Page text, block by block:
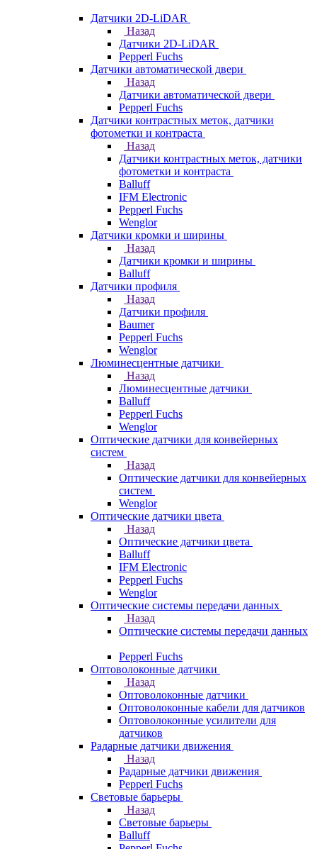
Датчики 2D-LiDAR
Назад
Датчики 2D-LiDAR
Pepperl Fuchs
Датчики автоматической двери
Назад
Датчики автоматической двери
Pepperl Fuchs
Датчики контрастных меток, датчики
фотометки и контраста
Назад
Датчики контрастных меток, датчики
фотометки и контраста
Balluff
IFM Electronic
Pepperl Fuchs
Wenglor
Датчики кромки и ширины
Назад
Датчики кромки и ширины
Balluff
Датчики профиля
Назад
Датчики профиля
Baumer
Pepperl Fuchs
Wenglor
Люминесцентные датчики
Назад
Люминесцентные датчики
Balluff
Pepperl Fuchs
Wenglor
Оптические датчики для конвейерных
систем
Назад
Оптические датчики для конвейерных
систем
Wenglor
Оптические датчики цвета
Назад
Оптические датчики цвета
Balluff
IFM Electronic
Pepperl Fuchs
Wenglor
Оптические системы передачи данных
Назад
Оптические системы передачи данных
Pepperl Fuchs
Оптоволоконные датчики
Назад
Оптоволоконные датчики
Оптоволоконные кабели для датчиков
Оптоволоконные усилители для
датчиков
Радарные датчики движения
Назад
Радарные датчики движения
Pepperl Fuchs
Световые барьеры
Назад
Световые барьеры
Balluff